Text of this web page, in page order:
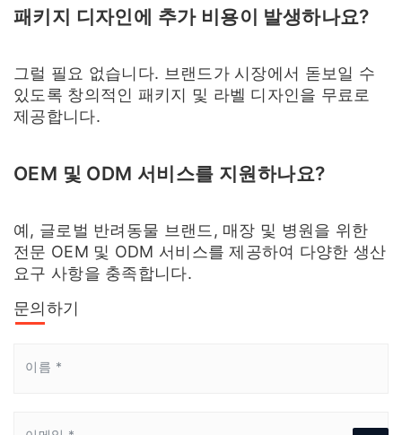
패키지 디자인에 추가 비용이 발생하나요?
그럴 필요 없습니다. 브랜드가 시장에서 돋보일 수
있도록 창의적인 패키지 및 라벨 디자인을 무료로
제공합니다.
OEM 및 ODM 서비스를 지원하나요?
예, 글로벌 반려동물 브랜드, 매장 및 병원을 위한
전문 OEM 및 ODM 서비스를 제공하여 다양한 생산
요구 사항을 충족합니다.
문의하기